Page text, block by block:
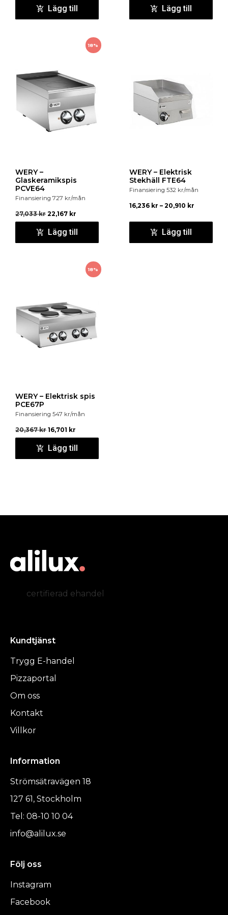
Lägg till Lägg till
18%
WERY –
Glaskeramikspis
PCVE64
Finansiering 727 kr/mån
27,033kr 22,167 kr
Lägg till
WERY – Elektrisk
Stekhäll FTE64
Finansiering 532 kr/mån
16,236 kr – 20,910 kr
Lägg till
18%
WERY – Elektrisk spis
PCE67P
Finansiering 547 kr/mån
20,367kr 16,701 kr
Lägg till
certifierad ehandel
Kundtjänst
Trygg E-handel
Pizzaportal
Om oss
Kontakt
Villkor
Information
Strömsätravägen 18
127 61, Stockholm
Tel: 08-10 10 04
info@alilux.se
Följ oss
Instagram
Facebook